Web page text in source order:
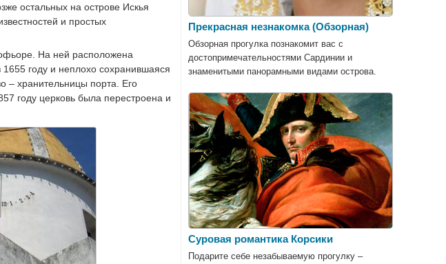
остальных на острове Искья
и простых
На ней расположена
году и неплохо сохранившаяся
– хранительницы порта. Его
году церковь была перестроена и
Прекрасная незнакомка (Обзорная)
Обзорная прогулка познакомит вас с
достопримечательностями Сардинии и
знаменитыми панорамными видами острова.
Суровая романтика Корсики
Подарите себе незабываемую прогулку –